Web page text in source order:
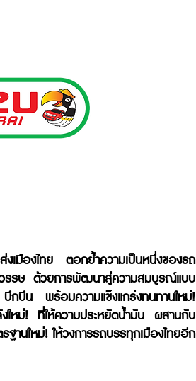
มืองไทย ตอกย้ำความเป็นหนึ่งของรถ
รรษ ด้วยการพัฒนาสู่ความสมบูรณ์แบบ
บึน พร้อมความแข็งแกร่งทนทานใหม่!
งใหม่! ที่ให้ความประหยัดน้ำมัน ผสานกับ
านใหม่! ให้วงการรถบรรทุกเมืองไทยอีก